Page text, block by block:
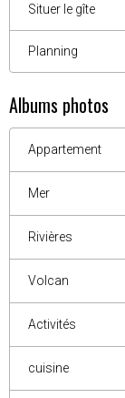
Situer le gîte
Planning
Albums photos
Appartement
Mer
Rivières
Volcan
Activités
cuisine